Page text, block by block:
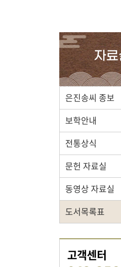
포상/장학
효행 정신과 숭조돈종의 사상이
투철한 장학생을 지원합니다.
자료실
보학, 전통상식, 도서관에서
자
은진송씨 종보
보학안내
전통상식
문헌 자료실
동영상 자료실
도서목록표
고객센터